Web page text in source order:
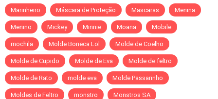
Marinheiro Máscara de Proteção Mascaras Menina
Menino Mickey Minnie Moana Mobile
mochila Molde Boneca Lol Molde de Coelho
Molde de Cupido Molde de Eva Molde de feltro
Molde de Rato molde eva Molde Passarinho
Moldes de Feltro monstro Monstros SA